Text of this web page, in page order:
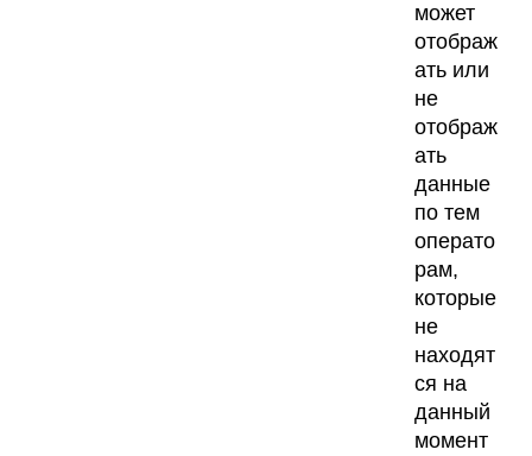
может
отображ
ать или
не
отображ
ать
данные
по тем
операто
рам,
которые
не
находят
ся на
данный
момент